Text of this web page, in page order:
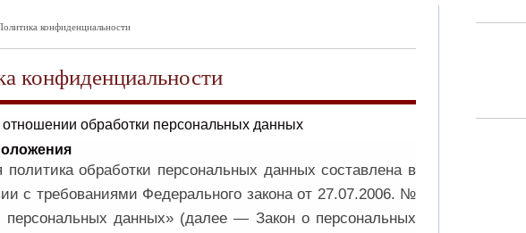
конфиденциальности
конфиденциальности
отношении обработки персональных данных
политика обработки персональных данных составлена в
с требованиями Федерального закона от 27.07.2006. №
данных» (далее — Закон о персональных